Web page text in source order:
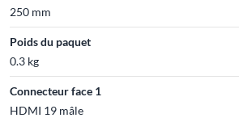
250 mm
Poids du paquet
0.3 kg
Connecteur face 1
HDMI 19 mâle